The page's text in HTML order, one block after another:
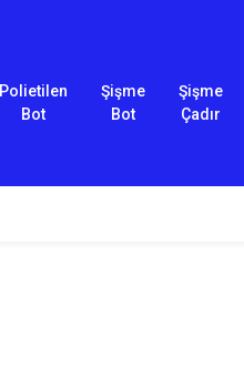
Polietilen
Bot
Şişme
Bot
Şişme
Çadır